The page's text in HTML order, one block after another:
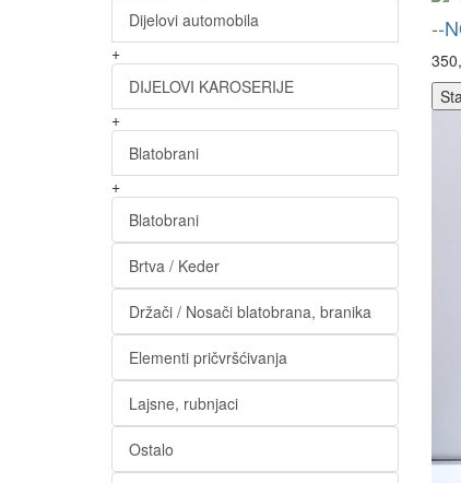
Dijelovi automobila
+
DIJELOVI KAROSERIJE
+
Blatobrani
+
Blatobrani
Brtva / Keder
Držači / Nosači blatobrana, branika
Elementi pričvršćivanja
Lajsne, rubnjaci
Ostalo
--